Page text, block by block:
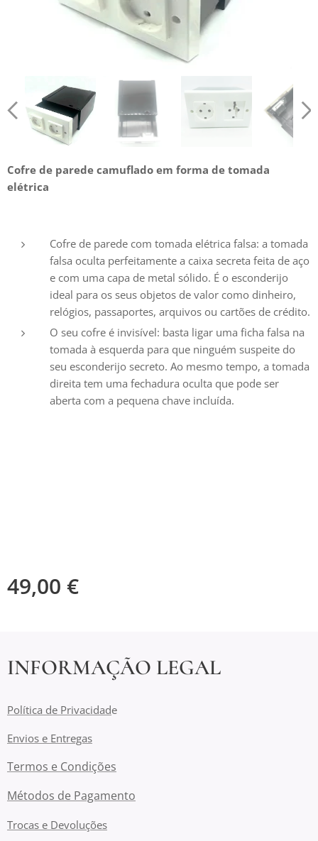
Cofre de parede camuflado em forma de tomada
elétrica
Cofre de parede com tomada elétrica falsa: a tomada
falsa oculta perfeitamente a caixa secreta feita de aço
e com uma capa de metal sólido. É o esconderijo
ideal para os seus objetos de valor como dinheiro,
relógios, passaportes, arquivos ou cartões de crédito.
O seu cofre é invisível: basta ligar uma ficha falsa na
tomada à esquerda para que ninguém suspeite do
seu esconderijo secreto. Ao mesmo tempo, a tomada
direita tem uma fechadura oculta que pode ser
aberta com a pequena chave incluída.
49,00 €
INFORMAÇÃO LEGAL
Política de Privacidade
Envios e Entregas
Termos e Condições
Métodos de Pagamento
Trocas e Devoluções